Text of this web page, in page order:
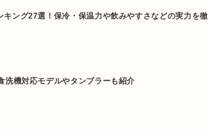
キング27選！保冷・保温力や飲みやすさなどの実力を徹
洗機対応モデルやタンブラーも紹介